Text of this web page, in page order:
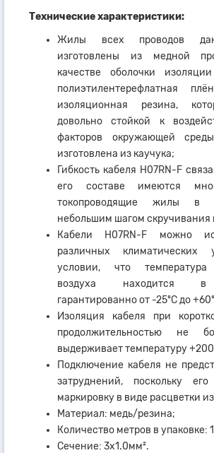
Технические характеристики:
Жилы всех проводов
изготовлены из медной
качестве оболочки
полиэтилентерефлатная
изоляционная резина,
довольно стойкой к
факторов окружающей
изготовлена из каучука;
Гибкость кабеля H07RN-F
его составе имеются
токопроводящие жилы в
небольшим шагом скручивания
Кабели H07RN-F можно
различных климатических
условии, что температура
воздуха находится в
гарантированно от -25ºC до
Изоляция кабеля при
продолжительностью не
выдерживает температуру
Подключение кабеля не
затруднений, поскольку
маркировку в виде расцветки
Материал: медь/резина;
Количество метров в упаковке:
Сечение: 3х1.0мм².